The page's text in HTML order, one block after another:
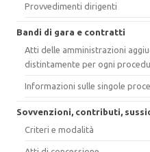
Provvedimenti dirigenti
Bandi di gara e contratti
Atti delle amministrazioni
distintamente per ogni
Informazioni sulle singole
Sovvenzioni, contributi,
Criteri e modalità